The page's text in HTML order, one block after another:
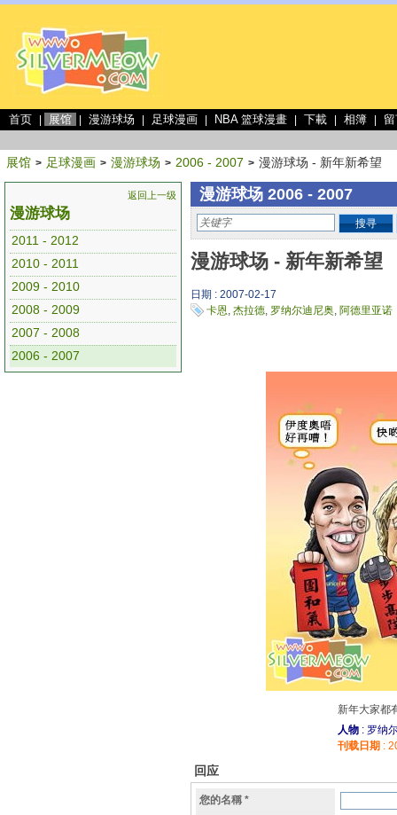
首页 展馆 漫游球场 足球漫画 NBA 篮球漫畫 下載 相簿
展馆 > 足球漫画 > 漫游球场 > 2006 - 2007 > 漫游球场 - 新年新希望
返回上一级
漫游球场
2011 - 2012
2010 - 2011
2009 - 2010
2008 - 2009
2007 - 2008
2006 - 2007
漫游球场 2006 - 2007
搜寻
漫游球场 - 新年新希望
日期 : 2007-02-17
卡恩, 杰拉德, 罗纳尔迪尼奥, 阿德里亚诺
新年大家都
人物 : 罗纳
刊载日期 :
回应
您的名稱 *